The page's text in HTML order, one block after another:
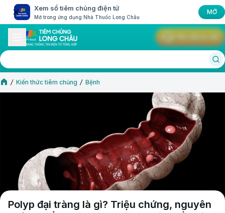
Xem sổ tiêm chủng điện tử
Mở trong ứng dụng Nhà Thuốc Long Châu
MỞ
Kiến thức tiêm chủng Bệnh
Polyp đại tràng là gì? Triệu chứng, nguyên